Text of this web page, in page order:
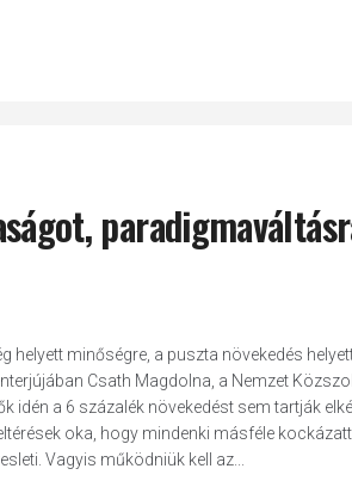
minőségre, a puszta növekedés
Csath Magdolna, a Nemzet
a 6 százalék növekedést sem tartják
oka, hogy mindenki másféle
Vagyis működniük kell az...